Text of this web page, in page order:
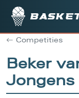
Competities
Beker
Jongens